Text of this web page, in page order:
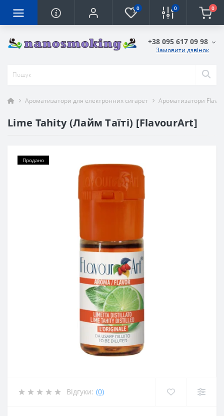
0 0 0
+38 095 617 09 98
Замовити дзвінок
Ароматизатори для електронних сигарет Ароматизатори
Lime Tahity (Лайм Таїті) [FlavourArt]
Продано
Відгуки: (0)